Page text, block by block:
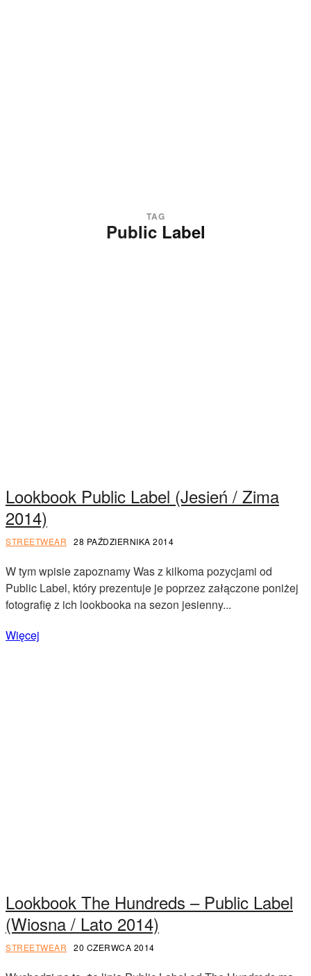
TAG
Public Label
Lookbook Public Label (Jesień / Zima
2014)
STREETWEAR 28 PAŹDZIERNIKA 2014
W tym wpisie zapoznamy Was z kilkoma pozycjami od
Public Label, który prezentuje je poprzez załączone poniżej
fotografię z ich lookbooka na sezon jesienny...
Więcej
Lookbook The Hundreds – Public Label
(Wiosna / Lato 2014)
STREETWEAR 20 CZERWCA 2014